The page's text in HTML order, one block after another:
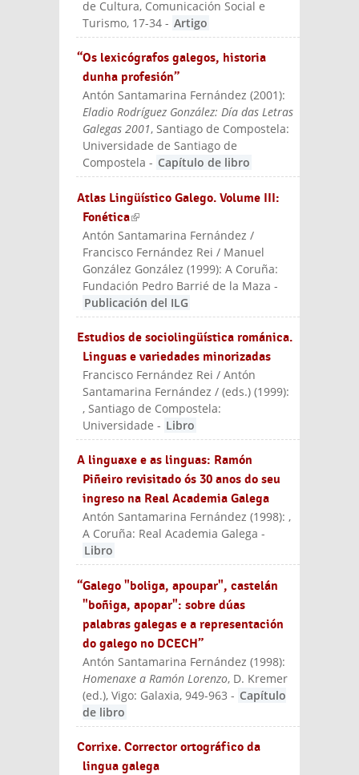
de Cultura, Comunicación Social e
Turismo, 17-34 - Artigo
“Os lexicógrafos galegos, historia
dunha profesión”
Antón Santamarina Fernández (2001):
Eladio Rodríguez González: Día das Letras
Galegas 2001, Santiago de Compostela:
Universidade de Santiago de
Compostela - Capítulo de libro
Atlas Lingüístico Galego. Volume III:
Fonética(link is external)
Antón Santamarina Fernández /
Francisco Fernández Rei / Manuel
González González(1999):A Coruña:
Fundación Pedro Barrié de la Maza -
Publicación del ILG
Estudios de sociolingüística románica.
Linguas e variedades minorizadas
Francisco Fernández Rei / Antón
Santamarina Fernández / (eds.) (1999):
, Santiago de Compostela:
Universidade - Libro
A linguaxe e as linguas: Ramón
Piñeiro revisitado ós 30 anos do seu
ingreso na Real Academia Galega
Antón Santamarina Fernández (1998):,
A Coruña: Real Academia Galega -
Libro
“Galego "boliga, apoupar", castelán
"boñiga, apopar": sobre dúas
palabras galegas e a representación
do galego no DCECH”
Antón Santamarina Fernández (1998):
Homenaxe a Ramón Lorenzo, D. Kremer
(ed.), Vigo: Galaxia, 949-963 - Capítulo
de libro
Corrixe. Corrector ortográfico da
lingua galega